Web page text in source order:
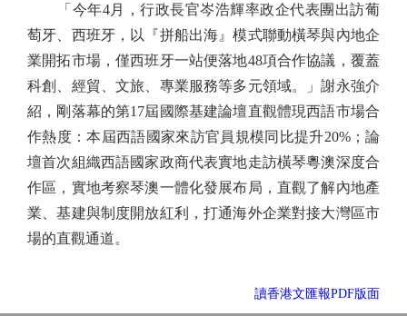
「今年4月，行政長官岑浩輝率政企代表團出訪葡
萄牙、西班牙，以『拼船出海』模式聯動橫琴與內地企
業開拓市場，僅西班牙一站便落地48項合作協議，覆蓋
科創、經貿、文旅、專業服務等多元領域。」謝永強介
紹，剛落幕的第17屆國際基建論壇直觀體現西語市場合
作熱度：本屆西語國家來訪官員規模同比提升20%；論
壇首次組織西語國家政商代表實地走訪橫琴粵澳深度合
作區，實地考察琴澳一體化發展布局，直觀了解內地產
業、基建與制度開放紅利，打通海外企業對接大灣區市
場的直觀通道。
讀香港文匯報PDF版面